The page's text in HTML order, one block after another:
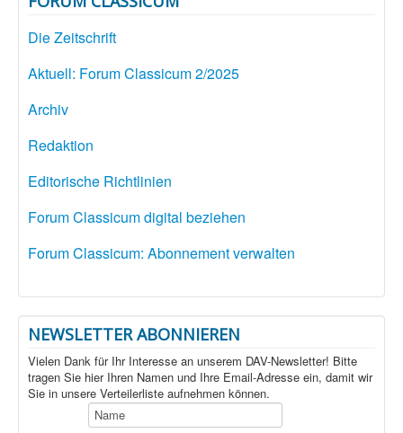
Die Zeitschrift
Aktuell: Forum Classicum 2/2025
Archiv
Redaktion
Editorische Richtlinien
Forum Classicum digital beziehen
Forum Classicum: Abonnement verwalten
NEWSLETTER ABONNIEREN
Vielen Dank für Ihr Interesse an unserem DAV-Newsletter! Bitte
tragen Sie hier Ihren Namen und Ihre Email-Adresse ein, damit wir
Sie in unsere Verteilerliste aufnehmen können.